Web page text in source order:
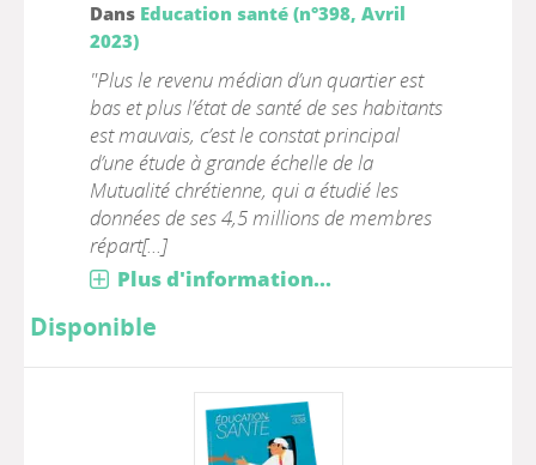
Dans Education santé (n°398, Avril
2023)
"Plus le revenu médian d’un quartier est
bas et plus l’état de santé de ses habitants
est mauvais, c’est le constat principal
d’une étude à grande échelle de la
Mutualité chrétienne, qui a étudié les
données de ses 4,5 millions de membres
répart[...]
Plus d'information...
Disponible